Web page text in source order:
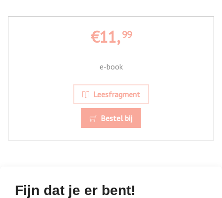
Fijn dat je er bent!
€11,99
e-book
Leesfragment
Bestel bij